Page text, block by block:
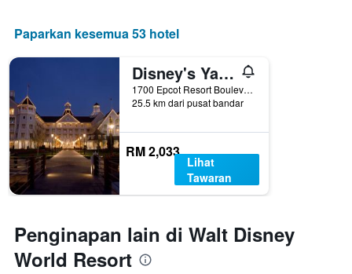
Paparkan kesemua 53 hotel
Disney's Yacht Club Resort
1700 Epcot Resort Boulevard, Orlando, FL, Amerika Syarikat
25.5 km dari pusat bandar
RM 2,033
Lihat
Tawaran
Penginapan lain di Walt Disney
World Resort